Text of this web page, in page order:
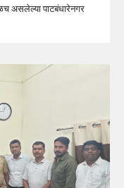
असलेल्या पाटबंधारेनगर